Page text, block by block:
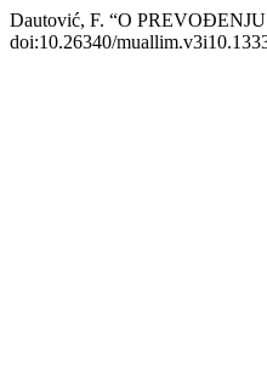
Dautović, F. “O
doi:10.26340/